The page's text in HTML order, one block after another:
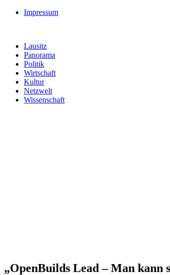
Impressum
Lausitz
Panorama
Politik
Wirtschaft
Kultur
Netzwelt
Wissenschaft
„OpenBuilds Lead – Man kann